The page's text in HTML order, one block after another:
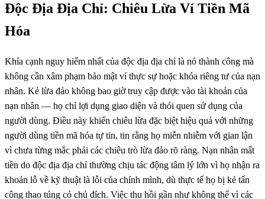
Độc Địa Địa Chỉ: Chiêu Lừa Ví Tiền Mã
Hóa
Khía cạnh nguy hiểm nhất của độc địa địa chỉ là nó thành công mà
không cần xâm phạm bảo mật ví thực sự hoặc khóa riêng tư của nạn
nhân. Kẻ lừa đảo không bao giờ truy cập được vào tài khoản của
nạn nhân — họ chỉ lợi dụng giao diện và thói quen sử dụng của
người dùng. Điều này khiến chiêu lừa đặc biệt hiệu quả với những
người dùng tiền mã hóa tự tin, tin rằng họ miễn nhiễm với gian lận
vì chưa từng mắc phải các chiêu trò lừa đảo rõ ràng. Nạn nhân mất
tiền do độc địa địa chỉ thường chịu tác động tâm lý lớn vì họ nhận ra
khoản lỗ về kỹ thuật là lỗi của chính mình, dù thực tế họ bị kẻ tấn
công thao túng có chủ đích. Việc thu hồi gần như không thể vì các